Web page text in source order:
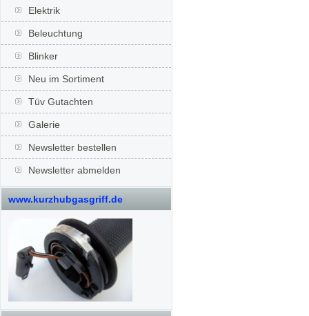
Elektrik
Beleuchtung
Blinker
Neu im Sortiment
Tüv Gutachten
Galerie
Newsletter bestellen
Newsletter abmelden
www.kurzhubgasgriff.de